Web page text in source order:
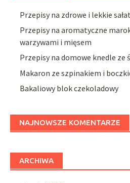
Przepisy na zdrowe i lekkie
Przepisy na aromatyczne
warzywami i mięsem
Przepisy na domowe knedle ze
Makaron ze szpinakiem i
Bakaliowy blok czekoladowy
NAJNOWSZE KOMENTARZE
ARCHIWA